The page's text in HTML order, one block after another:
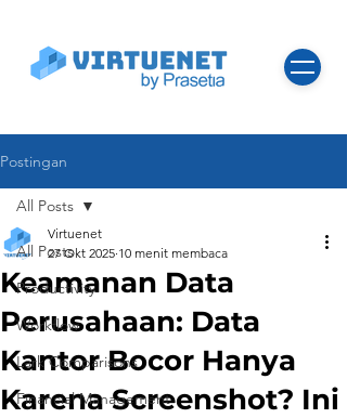
Postingan
All Posts
Productivity
Workflow
Lark Comparisons
Financial Management
All Posts
Keamanan Data
Perusahaan: Data
Kantor Bocor Hanya
Karena Screenshot? Ini
Virtuenet
27 Okt 2025 10 menit membaca